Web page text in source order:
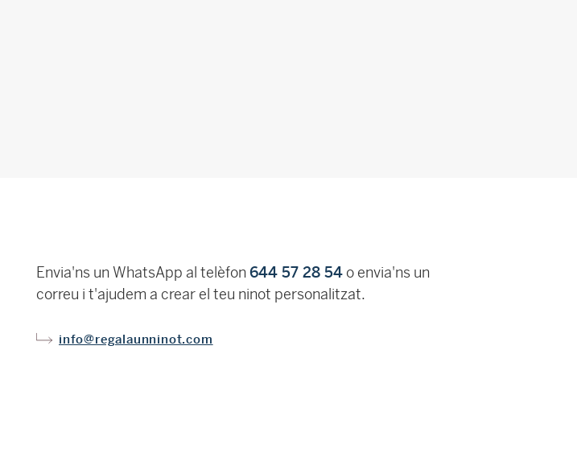
Envia'ns un WhatsApp al telèfon644 57 28 54 o envia'ns un
correu i t'ajudem a crear el teu ninot personalitzat.
info@regalaunninot.com